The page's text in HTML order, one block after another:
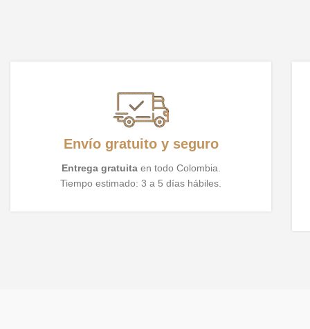
Envío gratuito y seguro
Entrega gratuitaen todo Colombia.
Tiempo estimado: 3 a 5 días hábiles.